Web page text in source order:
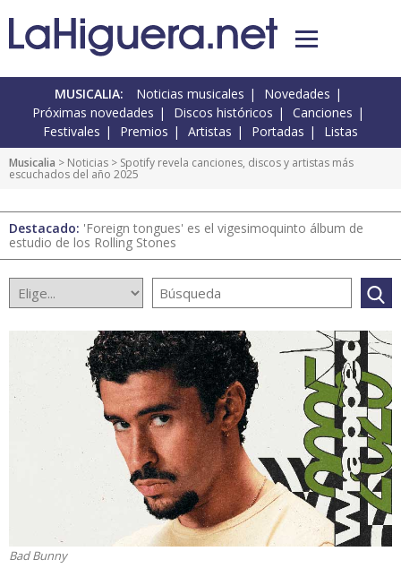
MUSICALIA: Noticias musicales
Novedades
Próximas novedades
Discos históricos
Canciones
Festivales
Premios Artistas Portadas Listas
Musicalia > Noticias > Spotify revela canciones, discos y artistas más
escuchados del año 2025
Destacado: 'Foreign tongues' es el vigesimoquinto álbum de
estudio de los Rolling Stones
Bad Bunny